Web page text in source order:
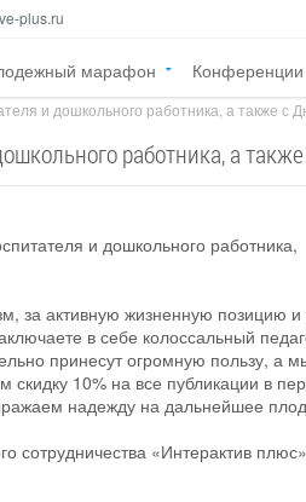
plus.ru
марафон Конференции
и дошкольного работника, а также с
работника, а
и дошкольного работника,
за активную жизненную позицию
в себе колоссальный
принесут огромную пользу,
10% на все публикации в
надежду на дальнейшее
сотрудничества «Интерактив плюс»